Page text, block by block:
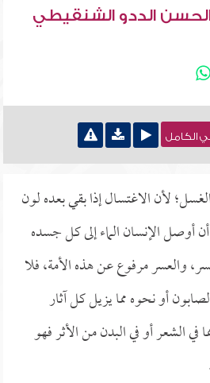
الددو الشنقيطي
الكامل
لأن الاغتسال إذا بقي بعده لون
أوصل الإنسان الماء إلى كل جسده
والعسر مرفوع عن هذه الأمة، فلا
أو نحوه مما يزيل كل آثار
الشعر أو في البدن من الأثر فهو